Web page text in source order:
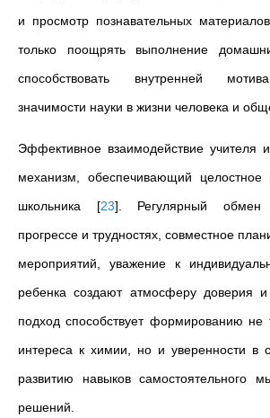
и просмотр познавательных
только поощрять выполнение
способствовать внутренней
значимости науки в жизни человека и
Эффективное взаимодействие учителя
механизм, обеспечивающий целостное
школьника [23] . Регулярный
прогрессе и трудностях, совместное
мероприятий, уважение к
ребенка создают атмосферу доверия
подход способствует формированию не
интереса к химии, но и уверенности в
развитию навыков самостоятельного
решений.